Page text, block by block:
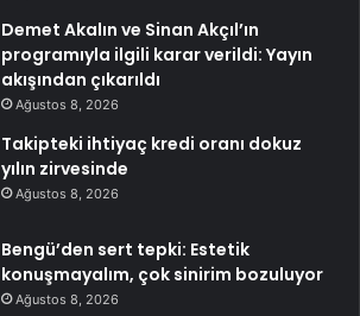
Demet Akalın ve Sinan Akçıl’ın
programıyla ilgili karar verildi: Yayın
akışından çıkarıldı
Ağustos 8, 2026
Takipteki ihtiyaç kredi oranı dokuz
yılın zirvesinde
Ağustos 8, 2026
Bengü’den sert tepki: Estetik
konuşmayalım, çok sinirim bozuluyor
Ağustos 8, 2026